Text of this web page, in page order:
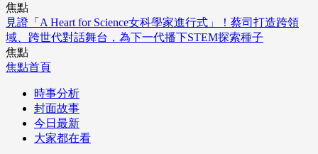
焦點
見證「A Heart for Science女科學家進行式」！蔡司打造跨領
域、跨世代對話舞台，為下一代播下STEM探索種子
焦點
焦點首頁
時事分析
封面故事
今日最新
大家都在看